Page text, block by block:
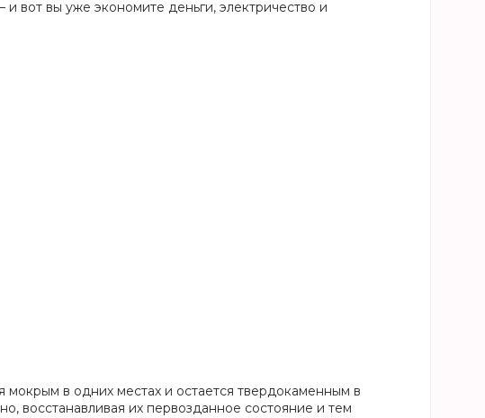
вот вы уже экономите деньги, электричество и
в одних местах и остается твердокаменным в
восстанавливая их первозданное состояние и тем